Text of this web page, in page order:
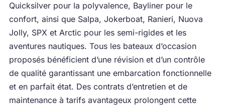
Quicksilver pour la polyvalence, Bayliner pour le
confort, ainsi que Salpa, Jokerboat, Ranieri, Nuova
Jolly, SPX et Arctic pour les semi-rigides et les
aventures nautiques. Tous les bateaux d’occasion
proposés bénéficient d’une révision et d’un contrôle
de qualité garantissant une embarcation fonctionnelle
et en parfait état. Des contrats d’entretien et de
maintenance à tarifs avantageux prolongent cette